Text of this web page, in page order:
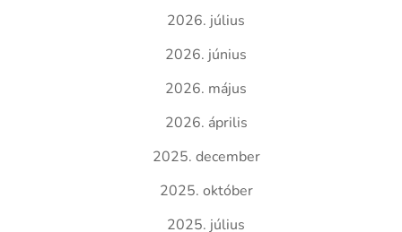
2026. július
2026. június
2026. május
2026. április
2025. december
2025. október
2025. július